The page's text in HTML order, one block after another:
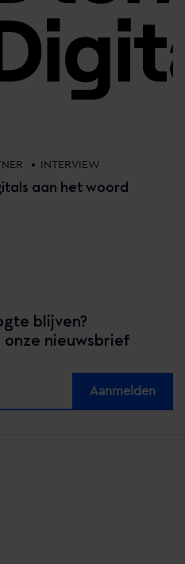
• INTERVIEW
aan het woord
blijven?
onze nieuwsbrief